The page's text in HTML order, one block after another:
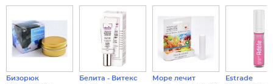
Бизорюк Белита - Витекс Море лечит Estrade